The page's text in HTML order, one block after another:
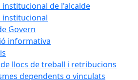
institucional de l'alcalde
institucional
Govern
informativa
de llocs de treball i retribucions
dependents o vinculats